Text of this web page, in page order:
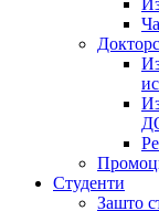
Студенти
Зашто